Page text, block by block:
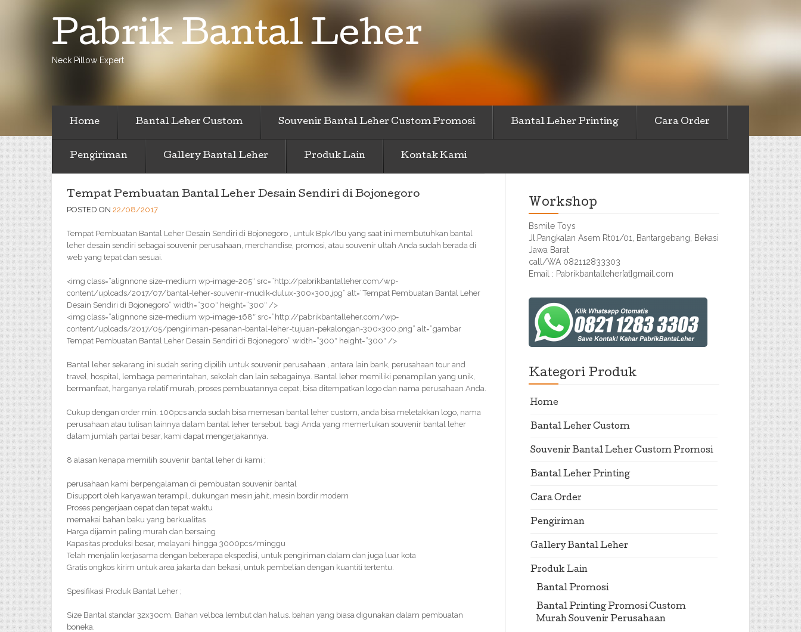
Pabrik Bantal Leher
Neck Pillow Expert
Home Bantal Leher Custom Souvenir Bantal Leher Custom Promosi Bantal Leher Printing Cara Order
Pengiriman Gallery Bantal Leher Produk Lain Kontak Kami
Tempat Pembuatan Bantal Leher Desain Sendiri di Bojonegoro
POSTED ON 22/08/2017
Tempat Pembuatan Bantal Leher Desain Sendiri di Bojonegoro , untuk Bpk/Ibu yang saat ini membutuhkan bantal
leher desain sendiri sebagai souvenir perusahaan, merchandise, promosi, atau souvenir ultah Anda sudah berada di
web yang tepat dan sesuai.
<img class=”alignnone size-medium wp-image-205″ src=”http://pabrikbantalleher.com/wp-
content/uploads/2017/07/bantal-leher-souvenir-mudik-dulux-300×300.jpg” alt=”Tempat Pembuatan Bantal Leher
Desain Sendiri di Bojonegoro” width=”300″ height=”300″ />
<img class=”alignnone size-medium wp-image-168″ src=”http://pabrikbantalleher.com/wp-
content/uploads/2017/05/pengiriman-pesanan-bantal-leher-tujuan-pekalongan-300×300.png” alt=”gambar
Tempat Pembuatan Bantal Leher Desain Sendiri di Bojonegoro” width=”300″ height=”300″ />
Bantal leher sekarang ini sudah sering dipilih untuk souvenir perusahaan , antara lain bank, perusahaan tour and
travel, hospital, lembaga pemerintahan, sekolah dan lain sebagainya. Bantal leher memiliki penampilan yang unik,
bermanfaat, harganya relatif murah, proses pembuatannya cepat, bisa ditempatkan logo dan nama perusahaan Anda.
Cukup dengan order min. 100pcs anda sudah bisa memesan bantal leher custom, anda bisa meletakkan logo, nama
perusahaan atau tulisan lainnya dalam bantal leher tersebut. bagi Anda yang memerlukan souvenir bantal leher
dalam jumlah partai besar, kami dapat mengerjakannya.
8 alasan kenapa memilih souvenir bantal leher di kami ;
perusahaan kami berpengalaman di pembuatan souvenir bantal
Disupport oleh karyawan terampil, dukungan mesin jahit, mesin bordir modern
Proses pengerjaan cepat dan tepat waktu
memakai bahan baku yang berkualitas
Harga dijamin paling murah dan bersaing
Kapasitas produksi besar, melayani hingga 3000pcs/minggu
Telah menjalin kerjasama dengan beberapa ekspedisi, untuk pengiriman dalam dan juga luar kota
Gratis ongkos kirim untuk area jakarta dan bekasi, untuk pembelian dengan kuantiti tertentu.
Spesifikasi Produk Bantal Leher ;
Size Bantal standar 32x30cm, Bahan velboa lembut dan halus. bahan yang biasa digunakan dalam pembuatan
boneka.
Workshop
Bsmile Toys
Jl.Pangkalan Asem Rt01/01, Bantargebang, Bekasi
Jawa Barat
call/WA 082112833303
Email : Pabrikbantalleher[at]gmail.com
Kategori Produk
Home
Bantal Leher Custom
Souvenir Bantal Leher Custom Promosi
Bantal Leher Printing
Cara Order
Pengiriman
Gallery Bantal Leher
Produk Lain
Bantal Promosi
Bantal Printing Promosi Custom
Murah Souvenir Perusahaan